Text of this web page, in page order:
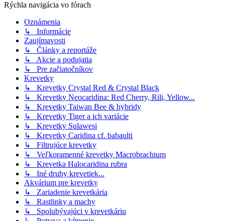
Rýchla navigácia vo fórach
Oznámenia
↳ Informácie
Zaujímavosti
↳ Články a reportáže
↳ Akcie a podujatia
↳ Pre začiatočníkov
Krevetky
↳ Krevetky Crystal Red & Crystal Black
↳ Krevetky Neocaridina: Red Cherry, Rili, Yellow...
↳ Krevetky Taiwan Bee & hybridy
↳ Krevetky Tiger a ich variácie
↳ Krevetky Sulawesi
↳ Krevetky Caridina cf. babaulti
↳ Filtrujúce krevetky
↳ Veľkoramenné krevetky Macrobrachium
↳ Krevetka Halocaridina rubra
↳ Iné druhy krevetiek...
Akvárium pre krevetky
↳ Zariadenie krevetkária
↳ Rastlinky a machy
↳ Spolubývajúci v krevetkáriu